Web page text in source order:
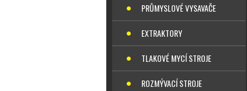
PRŮMYSLOVÉ VYSAVAČE
EXTRAKTORY
TLAKOVÉ MYCÍ STROJE
ROZMÝVACÍ STROJE